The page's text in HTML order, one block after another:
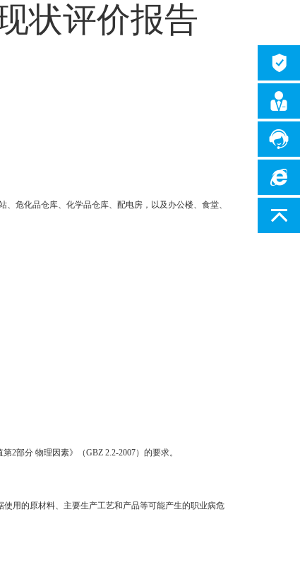
状评价报告
危化品仓库、化学品仓库、配电房，以及办公楼、食堂、
2部分 物理因素》（GBZ 2.2-2007）的要求。
用的原材料、主要生产工艺和产品等可能产生的职业病危